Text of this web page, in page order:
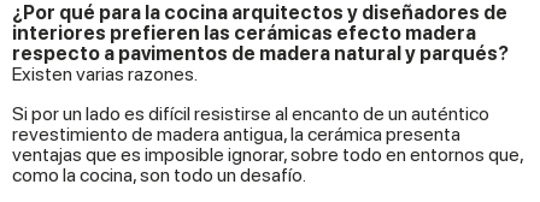
¿Por qué para la cocina arquitectos y diseñadores de
interiores prefieren las cerámicas efecto madera
respecto a pavimentos de madera natural y parqués?
Existen varias razones.
Si por un lado es difícil resistirse al encanto de un auténtico
revestimiento de madera antigua, la cerámica presenta
ventajas que es imposible ignorar, sobre todo en entornos que,
como la cocina, son todo un desafío.